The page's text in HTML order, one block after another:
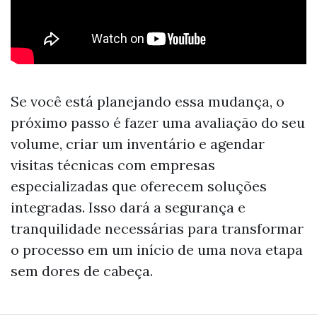
Se você está planejando essa mudança, o
próximo passo é fazer uma avaliação do seu
volume, criar um inventário e agendar
visitas técnicas com empresas
especializadas que oferecem soluções
integradas. Isso dará a segurança e
tranquilidade necessárias para transformar
o processo em um início de uma nova etapa
sem dores de cabeça.